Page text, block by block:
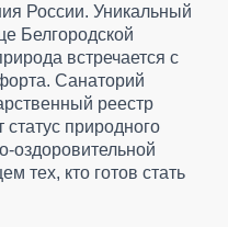
России. Уникальный
Белгородской
встречается с
Санаторий
реестр
природного
оздоровительной
тех, кто готов стать